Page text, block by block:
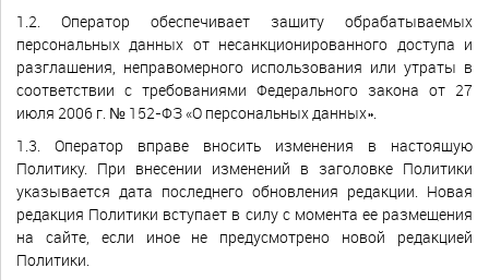
1.2. Оператор обеспечивает защиту обрабатываемых
персональных данных от несанкционированного доступа и
разглашения, неправомерного использования или утраты в
соответствии с требованиями Федерального закона от 27
июля 2006 г. № 152-ФЗ «О персональных данных».
1.3. Оператор вправе вносить изменения в настоящую
Политику. При внесении изменений в заголовке Политики
указывается дата последнего обновления редакции. Новая
редакция Политики вступает в силу с момента ее размещения
на сайте, если иное не предусмотрено новой редакцией
Политики.